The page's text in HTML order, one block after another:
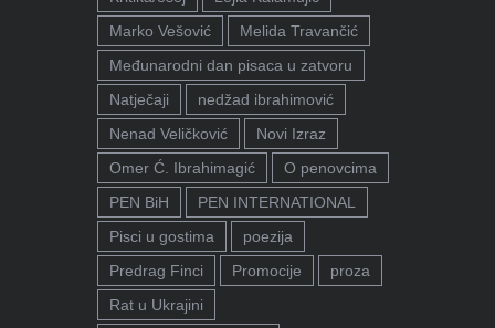
Marko Vešović
Melida Travančić
Međunarodni dan pisaca u zatvoru
Natječaji
nedžad ibrahimović
Nenad Veličković
Novi Izraz
Omer Ć. Ibrahimagić
O penovcima
PEN BiH
PEN INTERNATIONAL
Pisci u gostima
poezija
Predrag Finci
Promocije
proza
Rat u Ukrajini